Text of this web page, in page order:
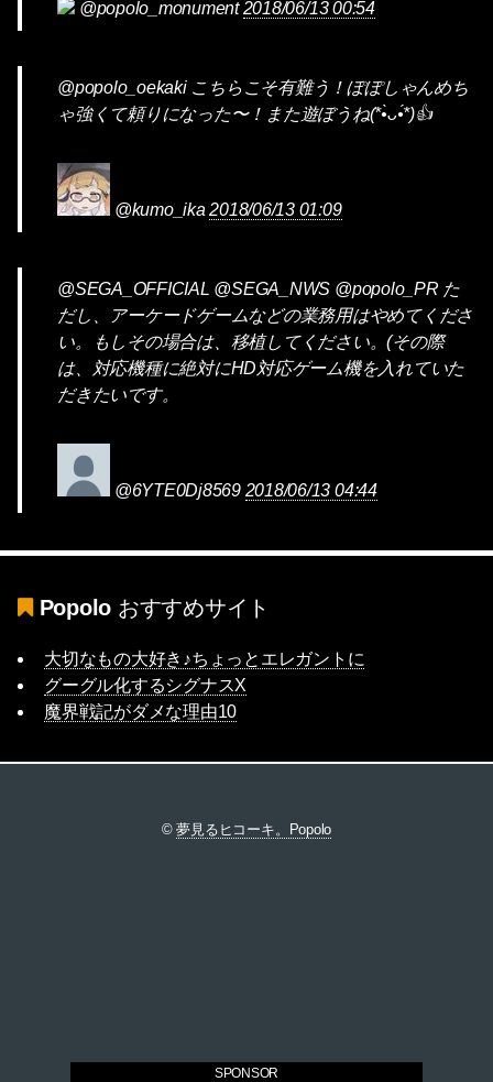
@popolo_monument2018/06/13 00:54
@popolo_oekaki こちらこそ有難う！ぽぽしゃんめち
ゃ強くて頼りになった〜！また遊ぼうね(*•̀ᴗ•́*)👍
@kumo_ika2018/06/13 01:09
@SEGA_OFFICIAL @SEGA_NWS @popolo_PR た
だし、アーケードゲームなどの業務用はやめてくださ
い。もしその場合は、移植してください。(その際
は、対応機種に絶対にHD対応ゲーム機を入れていた
だきたいです。
@6YTE0Dj8569 2018/06/13 04:44
Popolo おすすめサイト
大切なもの大好き♪ちょっとエレガントに
グーグル化するシグナスX
魔界戦記がダメな理由10
©夢見るヒコーキ。Popolo
SPONSOR